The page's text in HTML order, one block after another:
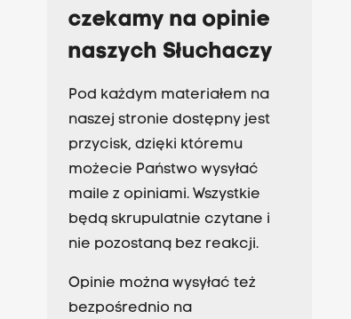
czekamy na opinie
naszych Słuchaczy
Pod każdym materiałem na
naszej stronie dostępny jest
przycisk, dzięki któremu
możecie Państwo wysyłać
maile z opiniami. Wszystkie
będą skrupulatnie czytane i
nie pozostaną bez reakcji.
Opinie można wysyłać też
bezpośrednio na